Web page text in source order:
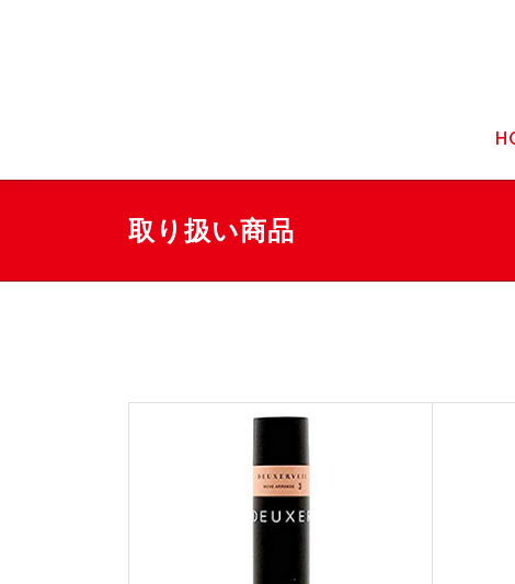
キ
取り扱い商品